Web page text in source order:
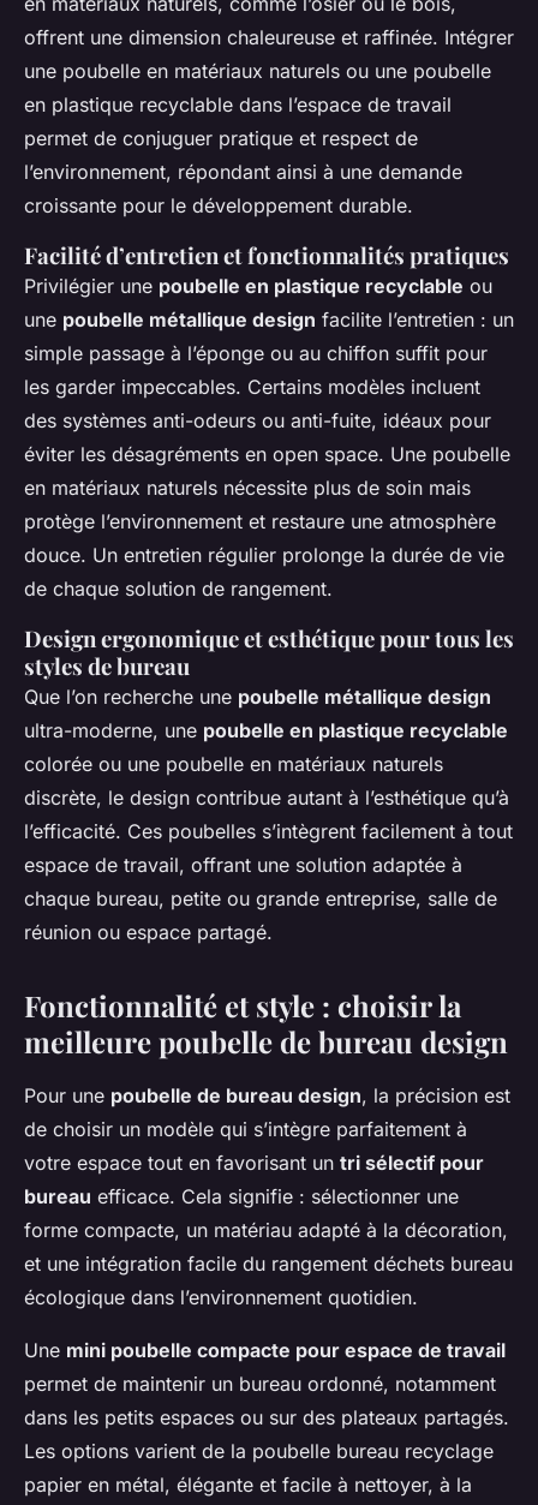
offrent une dimension chaleureuse et raffinée. Intégrer
une poubelle en matériaux naturels ou une poubelle
en plastique recyclable dans l’espace de travail
permet de conjuguer pratique et respect de
l’environnement, répondant ainsi à une demande
croissante pour le développement durable.
Facilité d’entretien et fonctionnalités pratiques
Privilégier une poubelle en plastique recyclable ou
une poubelle métallique design facilite l’entretien : un
simple passage à l’éponge ou au chiffon suffit pour
les garder impeccables. Certains modèles incluent
des systèmes anti-odeurs ou anti-fuite, idéaux pour
éviter les désagréments en open space. Une poubelle
en matériaux naturels nécessite plus de soin mais
protège l’environnement et restaure une atmosphère
douce. Un entretien régulier prolonge la durée de vie
de chaque solution de rangement.
Design ergonomique et esthétique pour tous les
styles de bureau
Que l’on recherche une poubelle métallique design
ultra-moderne, une poubelle en plastique recyclable
colorée ou une poubelle en matériaux naturels
discrète, le design contribue autant à l’esthétique qu’à
l’efficacité. Ces poubelles s’intègrent facilement à tout
espace de travail, offrant une solution adaptée à
chaque bureau, petite ou grande entreprise, salle de
réunion ou espace partagé.
Fonctionnalité et style : choisir la
meilleure poubelle de bureau design
Pour une poubelle de bureau design, la précision est
de choisir un modèle qui s’intègre parfaitement à
votre espace tout en favorisant un tri sélectif pour
bureau efficace. Cela signifie : sélectionner une
forme compacte, un matériau adapté à la décoration,
et une intégration facile du rangement déchets bureau
écologique dans l’environnement quotidien.
Une mini poubelle compacte pour espace de travail
permet de maintenir un bureau ordonné, notamment
dans les petits espaces ou sur des plateaux partagés.
Les options varient de la poubelle bureau recyclage
papier en métal, élégante et facile à nettoyer, à la